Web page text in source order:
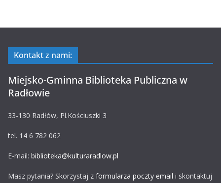
Kontakt z nami:
Miejsko-Gminna Biblioteka Publiczna w
Radłowie
33-130 Radłów, Pl.Kościuszki 3
tel. 14 6 782 062
E-mail: biblioteka@kulturaradlow.pl
Masz pytania? Skorzystaj z formularza poczty email i skontaktuj